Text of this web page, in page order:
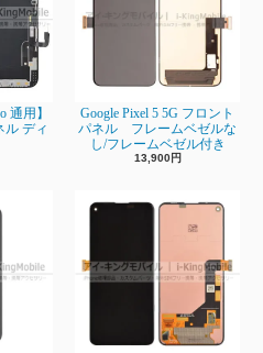
通用】
ル ディ
Google Pixel 5 5G フロント
パネル フレームベゼルな
し/フレームベゼル付き
13,900円